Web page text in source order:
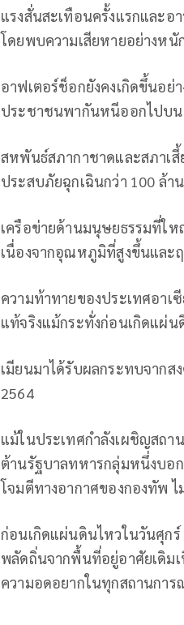
แรงสั่นสะเทือนครั้งแรกและ
โดยพบความเสียหายอย่างหนั
อาฟเตอร์ช็อกยังคงเกิดขึ้นอ
ประชาชนพากันหนีออกไปบน
สหพันธ์สภากาชาดและสภาเสี้
ประสบภัยฉุกเฉินกว่า 100 ล้า
เครือข่ายด้านมนุษยธรรมที่ให
เนื่องจากอุณหภูมิที่สูงขึ้นและ
ความท้าทายของประเทศอาเ
แท้จริงแม้กระทั่งก่อนเกิดแผ่น
เมียนมาได้รับผลกระทบจากส
2564
แม้ในประเทศกำลังเผชิญสถ
ต้านรัฐบาลทหารกลุ่มหนึ่งบอ
โจมตีทางอากาศของกองทัพ
ก่อนเกิดแผ่นดินไหวในวันศุกร์
พลัดถิ่นจากพื้นที่อยู่อาศัยเดิมเ
ความอดอยากในทุกสถานกา